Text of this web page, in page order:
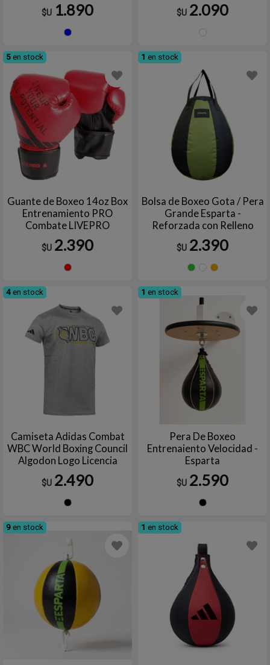
$U 1.890 $U 2.090
5 en stock
Guante de Boxeo 14oz Box
Entrenamiento PRO
Combate LIVEPRO
$U 2.390
1 en stock
Bolsa de Boxeo Gota / Pera
Grande Esparta -
Reforzada con Relleno
$U 2.390
4 en stock
Camiseta Adidas Combat
WBC World Boxing Council
Algodon Logo Licencia
Oficial Gris/Negro para
Boxeadores y Fanaticos
$U 2.490
1 en stock
Pera De Boxeo
Entrenaiento Velocidad -
Esparta
$U 2.590
9 en stock 1 en stock